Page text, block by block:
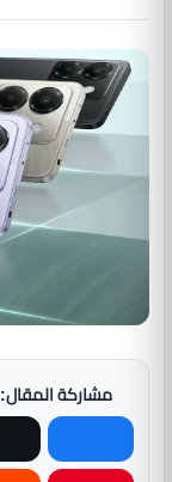
مشاركة المقال: